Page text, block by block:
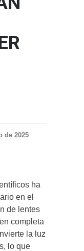
de 2025
ha
en el
de lentes
completa
la luz
lo que